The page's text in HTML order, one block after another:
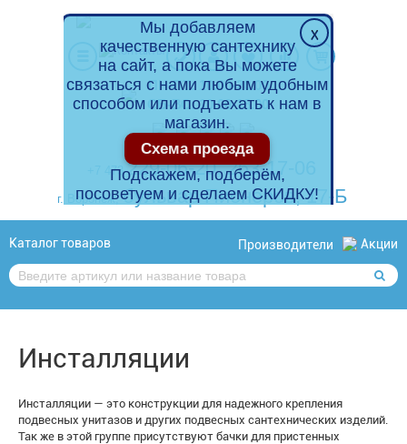
ПН-ПТ: 10.00-20.00
СБ-ВС: 10.00-18.00
+7 473 229-06-20,263-17-06
г. Воронеж, бульвар Пионеров, 17-Б
Каталог товаров Акции
Производители
Инсталляции
Инсталляции — это конструкции для надежного крепления
подвесных унитазов и других подвесных сантехнических изделий.
Так же в этой группе присутствуют бачки для пристенных
Мы добавляем
качественную сантехнику
на сайт, а пока Вы можете
связаться с нами любым удобным
способом или подъехать к нам в
магазин.
Схема проезда
Подскажем, подберём,
посоветуем и сделаем СКИДКУ!